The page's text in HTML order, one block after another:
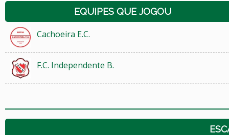
EQUIPES QUE JOGOU
Cachoeira E.C.
F.C. Independente B.